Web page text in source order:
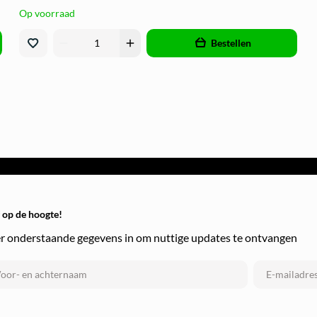
Op voorraad
add Bestellen
de hoogte!
onderstaande gegevens in om nuttige updates te ontvangen